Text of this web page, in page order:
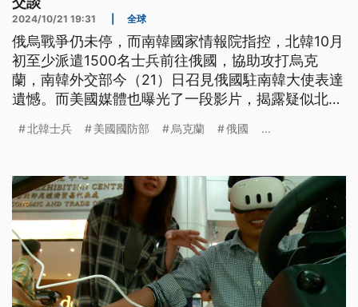
2024/10/21 19:31 全球
俄烏戰爭仍未停，而南韓國家情報院指控，北韓10月
初至少派遣1500名士兵前往俄國，協助攻打烏克
蘭，南韓外交部今（21）日召見俄國駐南韓大使表達
遺憾。而美國媒體也曝光了一段影片，揭露疑似北韓
畫面，而美國國防部長則表示，如果此事為真，將令
北韓士兵 美國國防部 烏克蘭 俄國 ...